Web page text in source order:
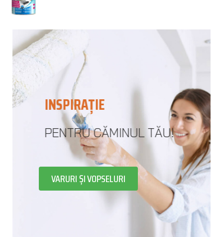
INSPIRAȚIE
PENTRU CĂMINUL TĂU!
VARURI ȘI VOPSELURI